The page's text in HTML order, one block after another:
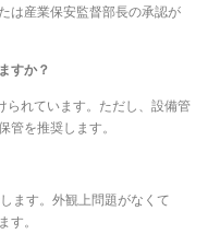
は産業保安監督部長の承認が
すか？
られています。ただし、設備管
を推奨します。
ます。外観上問題がなくて
。